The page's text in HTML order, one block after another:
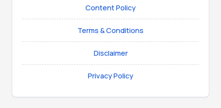
Content Policy
Terms & Conditions
Disclaimer
Privacy Policy